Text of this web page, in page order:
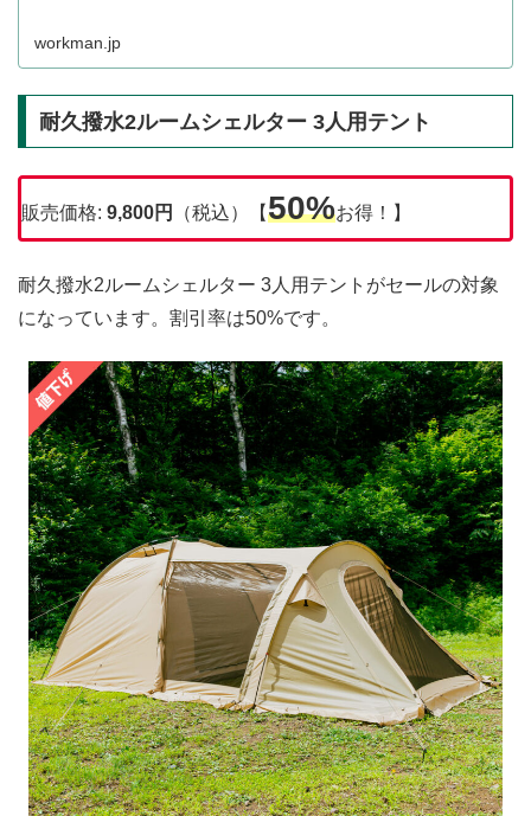
workman.jp
耐久撥水2ルームシェルター 3人用テント
販売価格: 9,800円 （税込）【50%お得！】
耐久撥水2ルームシェルター 3人用テントがセールの対象
になっています。割引率は50%です。